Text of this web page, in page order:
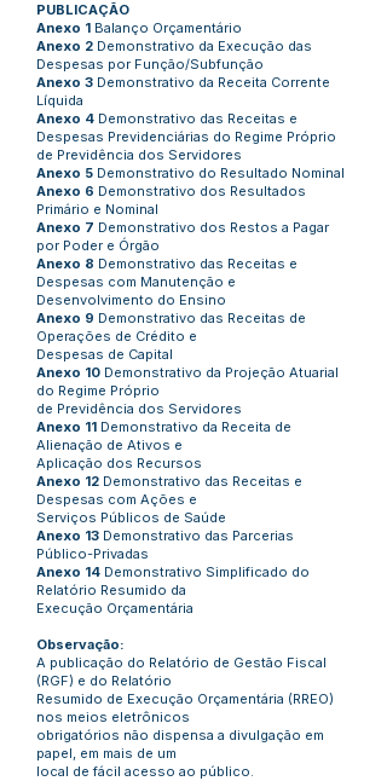
PUBLICAÇÃO
Anexo 1 Balanço Orçamentário
Anexo 2 Demonstrativo da Execução das
Despesas por Função/Subfunção
Anexo 3 Demonstrativo da Receita Corrente
Líquida
Anexo 4 Demonstrativo das Receitas e
Despesas Previdenciárias do Regime Próprio
de Previdência dos Servidores
Anexo 5 Demonstrativo do Resultado Nominal
Anexo 6 Demonstrativo dos Resultados
Primário e Nominal
Anexo 7 Demonstrativo dos Restos a Pagar
por Poder e Órgão
Anexo 8 Demonstrativo das Receitas e
Despesas com Manutenção e
Desenvolvimento do Ensino
Anexo 9 Demonstrativo das Receitas de
Operações de Crédito e
Despesas de Capital
Anexo 10 Demonstrativo da Projeção Atuarial
do Regime Próprio
de Previdência dos Servidores
Anexo 11 Demonstrativo da Receita de
Alienação de Ativos e
Aplicação dos Recursos
Anexo 12 Demonstrativo das Receitas e
Despesas com Ações e
Serviços Públicos de Saúde
Anexo 13 Demonstrativo das Parcerias
Público-Privadas
Anexo 14 Demonstrativo Simplificado do
Relatório Resumido da
Execução Orçamentária
Observação:
A publicação do Relatório de Gestão Fiscal
(RGF) e do Relatório
Resumido de Execução Orçamentária (RREO)
nos meios eletrônicos
obrigatórios não dispensa a divulgação em
papel, em mais de um
local de fácil acesso ao público.